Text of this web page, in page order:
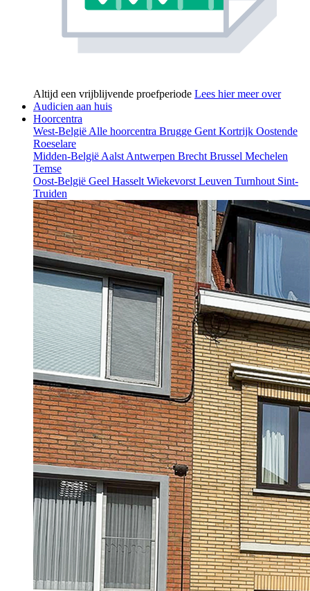
Altijd een vrijblijvende proefperiode Lees hier meer over
Audicien aan huis
Hoorcentra
West-België Alle hoorcentra Brugge Gent Kortrijk Oostende
Roeselare
Midden-België Aalst Antwerpen Brecht Brussel Mechelen
Temse
Oost-België Geel Hasselt Wiekevorst Leuven Turnhout Sint-
Truiden